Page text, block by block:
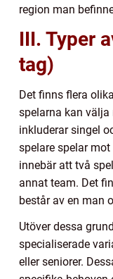
region man
III. Typer
tag)
Det finns flera
spelarna kan välja
inkluderar singel
spelare spelar
innebär att två
annat team. Det
består av en man
Utöver dessa
specialiserade
eller seniorer.